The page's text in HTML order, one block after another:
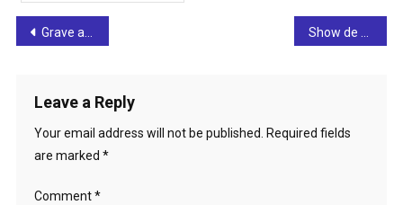
Post
Grave acidente na ponte do Rio das Almas, na BR-153, em Jardim Paulista, deixa veículos destruídos (veja o vídeo) Show de Luíza Martins é confirmado na Festa do Peão de Rialma 2025: prefeito Lucas Chaves revela com exclusividade ao Vale News (veja o vídeo)
Leave a Reply
Your email address will not be published. Required fields
are marked *
Comment*